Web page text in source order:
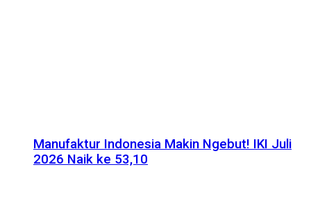
Manufaktur Indonesia Makin Ngebut! IKI Juli
2026 Naik ke 53,10